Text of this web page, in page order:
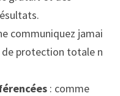
communiquez jamais
protection totale ni
: comme